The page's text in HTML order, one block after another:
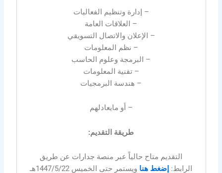
– إدارة وتنظيم الفعاليات
– العلاقات العامة
– الإعلان والاتصال التسويقي
– نظم المعلومات
– البرمجة وعلوم الحاسب
– تقنية المعلومات
– هندسة البرمجيات
– أو مايعادلهم
طريقة التقديم:
التقديم متاح حالياً عبر منصة جدارات عن طريق
الرابط: إضغط هنا ويستمر حتى الخميس 1447/5/22هـ